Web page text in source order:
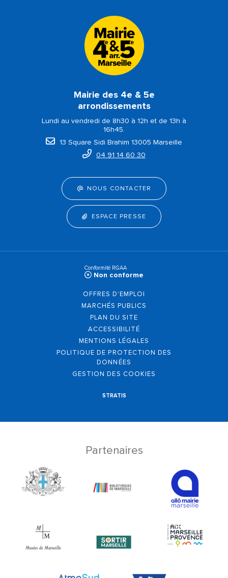
Mairie des 4e & 5e
arrondissements
Lundi au vendredi de 8h30 à 12h et de 13h à
16h45.
13 Square Sidi Brahim 13005 Marseille
04 91 14 60 30
NOUS CONTACTER
ESPACE PRESSE
Conformité RGAA
Non conforme
OFFRES D'EMPLOI
MARCHÉS PUBLICS
PLAN DU SITE
ACCESSIBILITÉ
MENTIONS LÉGALES
POLITIQUE DE PROTECTION DES
DONNÉES
GESTION DES COOKIES
STRATIS
Partenaires